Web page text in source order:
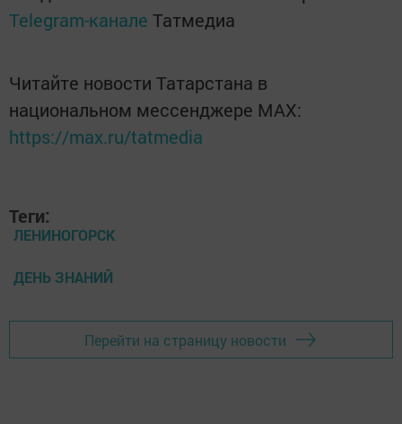
Telegram-канале Татмедиа
Читайте новости Татарстана в
национальном мессенджере MАХ:
https://max.ru/tatmedia
Теги:
ЛЕНИНОГОРСК
ДЕНЬ ЗНАНИЙ
Перейти на страницу новости